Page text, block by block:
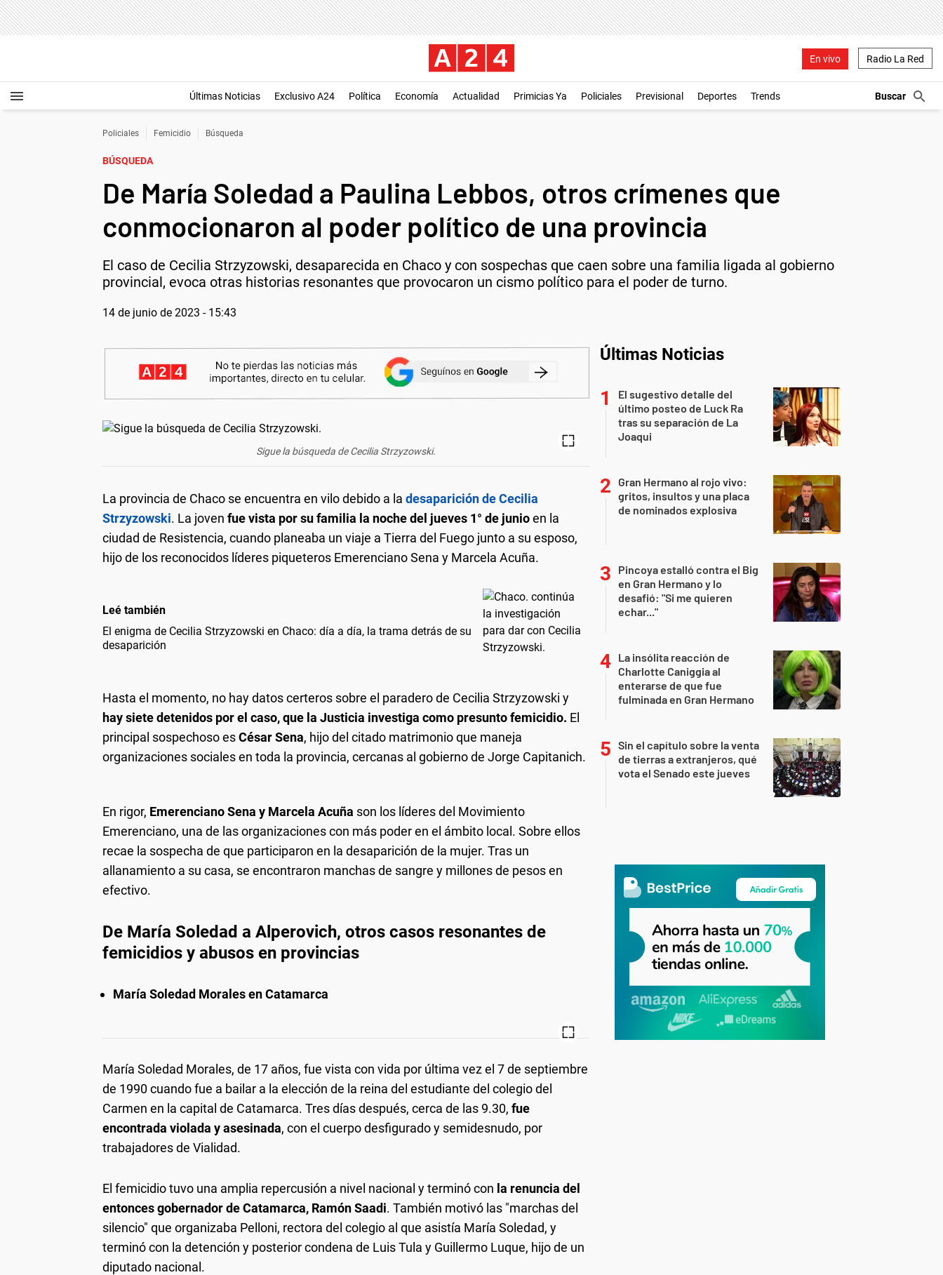
En vivo Radio La Red
Últimas Noticias Exclusivo A24 Política Economía Actualidad Primicias Ya Policiales Previsional Deportes Trends
Policiales Femicidio Búsqueda
BÚSQUEDA
De María Soledad a Paulina Lebbos, otros crímenes que
conmocionaron al poder político de una provincia
El caso de Cecilia Strzyzowski, desaparecida en Chaco y con sospechas que caen sobre una familia ligada al gobierno
provincial, evoca otras historias resonantes que provocaron un cismo político para el poder de turno.
14 de junio de 2023 - 15:43
Sigue la búsqueda de Cecilia Strzyzowski.
La provincia de Chaco se encuentra en vilo debido a la desaparición de Cecilia
Strzyzowski. La joven fue vista por su familia la noche del jueves 1° de junioen la
ciudad de Resistencia, cuando planeaba un viaje a Tierra del Fuego junto a su esposo,
hijo de los reconocidos líderes piqueteros Emerenciano Sena y Marcela Acuña.
Leé también
El enigma de Cecilia Strzyzowski en Chaco: día a día, la trama detrás de su
desaparición
Hasta el momento, no hay datos certeros sobre el paradero de Cecilia Strzyzowski y
hay siete detenidos por el caso, que la Justicia investiga como presunto femicidio. El
principal sospechoso esCésar Sena, hijo del citado matrimonio que maneja
organizaciones sociales en toda la provincia, cercanas al gobierno de Jorge Capitanich.
En rigor, Emerenciano Sena y Marcela Acuña son los líderes del Movimiento
Emerenciano, una de las organizaciones con más poder en el ámbito local. Sobre ellos
recae la sospecha de que participaron en la desaparición de la mujer. Tras un
allanamiento a su casa, se encontraron manchas de sangre y millones de pesos en
efectivo.
De María Soledad a Alperovich, otros casos resonantes de
femicidios y abusos en provincias
María Soledad Morales en Catamarca
María Soledad Morales, de 17 años, fue vista con vida por última vez el 7 de septiembre
de 1990 cuando fue a bailar a la elección de la reina del estudiante del colegio del
Carmen en la capital de Catamarca. Tres días después, cerca de las 9.30, fue
encontrada violada y asesinada, con el cuerpo desfigurado y semidesnudo, por
trabajadores de Vialidad.
El femicidio tuvo una amplia repercusión a nivel nacional y terminó con la renuncia del
entonces gobernador de Catamarca, Ramón Saadi. También motivó las "marchas del
silencio" que organizaba Pelloni, rectora del colegio al que asistía María Soledad, y
terminó con la detención y posterior condena de Luis Tula y Guillermo Luque, hijo de un
diputado nacional.
Últimas Noticias
El sugestivo detalle del
último posteo de Luck Ra
tras su separación de La
Joaqui
Gran Hermano al rojo vivo:
gritos, insultos y una placa
de nominados explosiva
Pincoya estalló contra el Big
en Gran Hermano y lo
desafió: "Si me quieren
echar..."
La insólita reacción de
Charlotte Caniggia al
enterarse de que fue
fulminada en Gran Hermano
Sin el capítulo sobre la venta
de tierras a extranjeros, qué
vota el Senado este jueves